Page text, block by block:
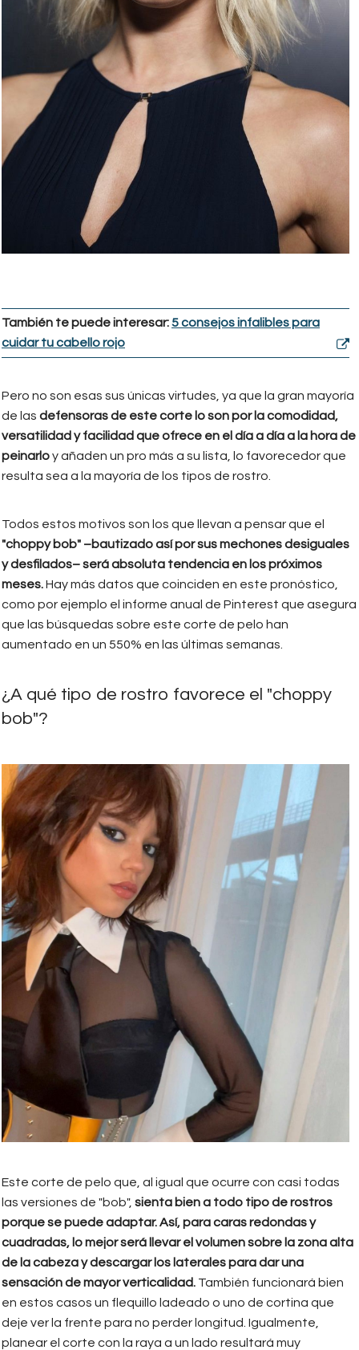
También te puede interesar:5 consejos infalibles para
cuidar tu cabello rojo
Pero no son esas sus únicas virtudes, ya que la gran mayoría
de las defensoras de este corte lo son por la comodidad,
versatilidad y facilidad que ofrece en el día a día a la hora de
peinarloy añaden un pro más a su lista, lo favorecedor que
resulta sea a la mayoría de los tipos de rostro.
Todos estos motivos son los que llevan a pensar que el
"choppy bob" –bautizado así por sus mechones desiguales
y desfilados– será absoluta tendencia en los próximos
meses.Hay más datos que coinciden en este pronóstico,
como por ejemplo el informe anual de Pinterest que asegura
que las búsquedas sobre este corte de pelo han
aumentado en un 550% en las últimas semanas.
¿A qué tipo de rostro favorece el "choppy
bob"?
Este corte de pelo que, al igual que ocurre con casi todas
las versiones de "bob", sienta bien a todo tipo de rostros
porque se puede adaptar. Así, para caras redondas y
cuadradas, lo mejor será llevar el volumen sobre la zona alta
de la cabeza y descargar los laterales para dar una
sensación de mayor verticalidad. También funcionará bien
en estos casos un flequillo ladeado o uno de cortina que
deje ver la frente para no perder longitud. Igualmente,
planear el corte con la raya a un lado resultará muy